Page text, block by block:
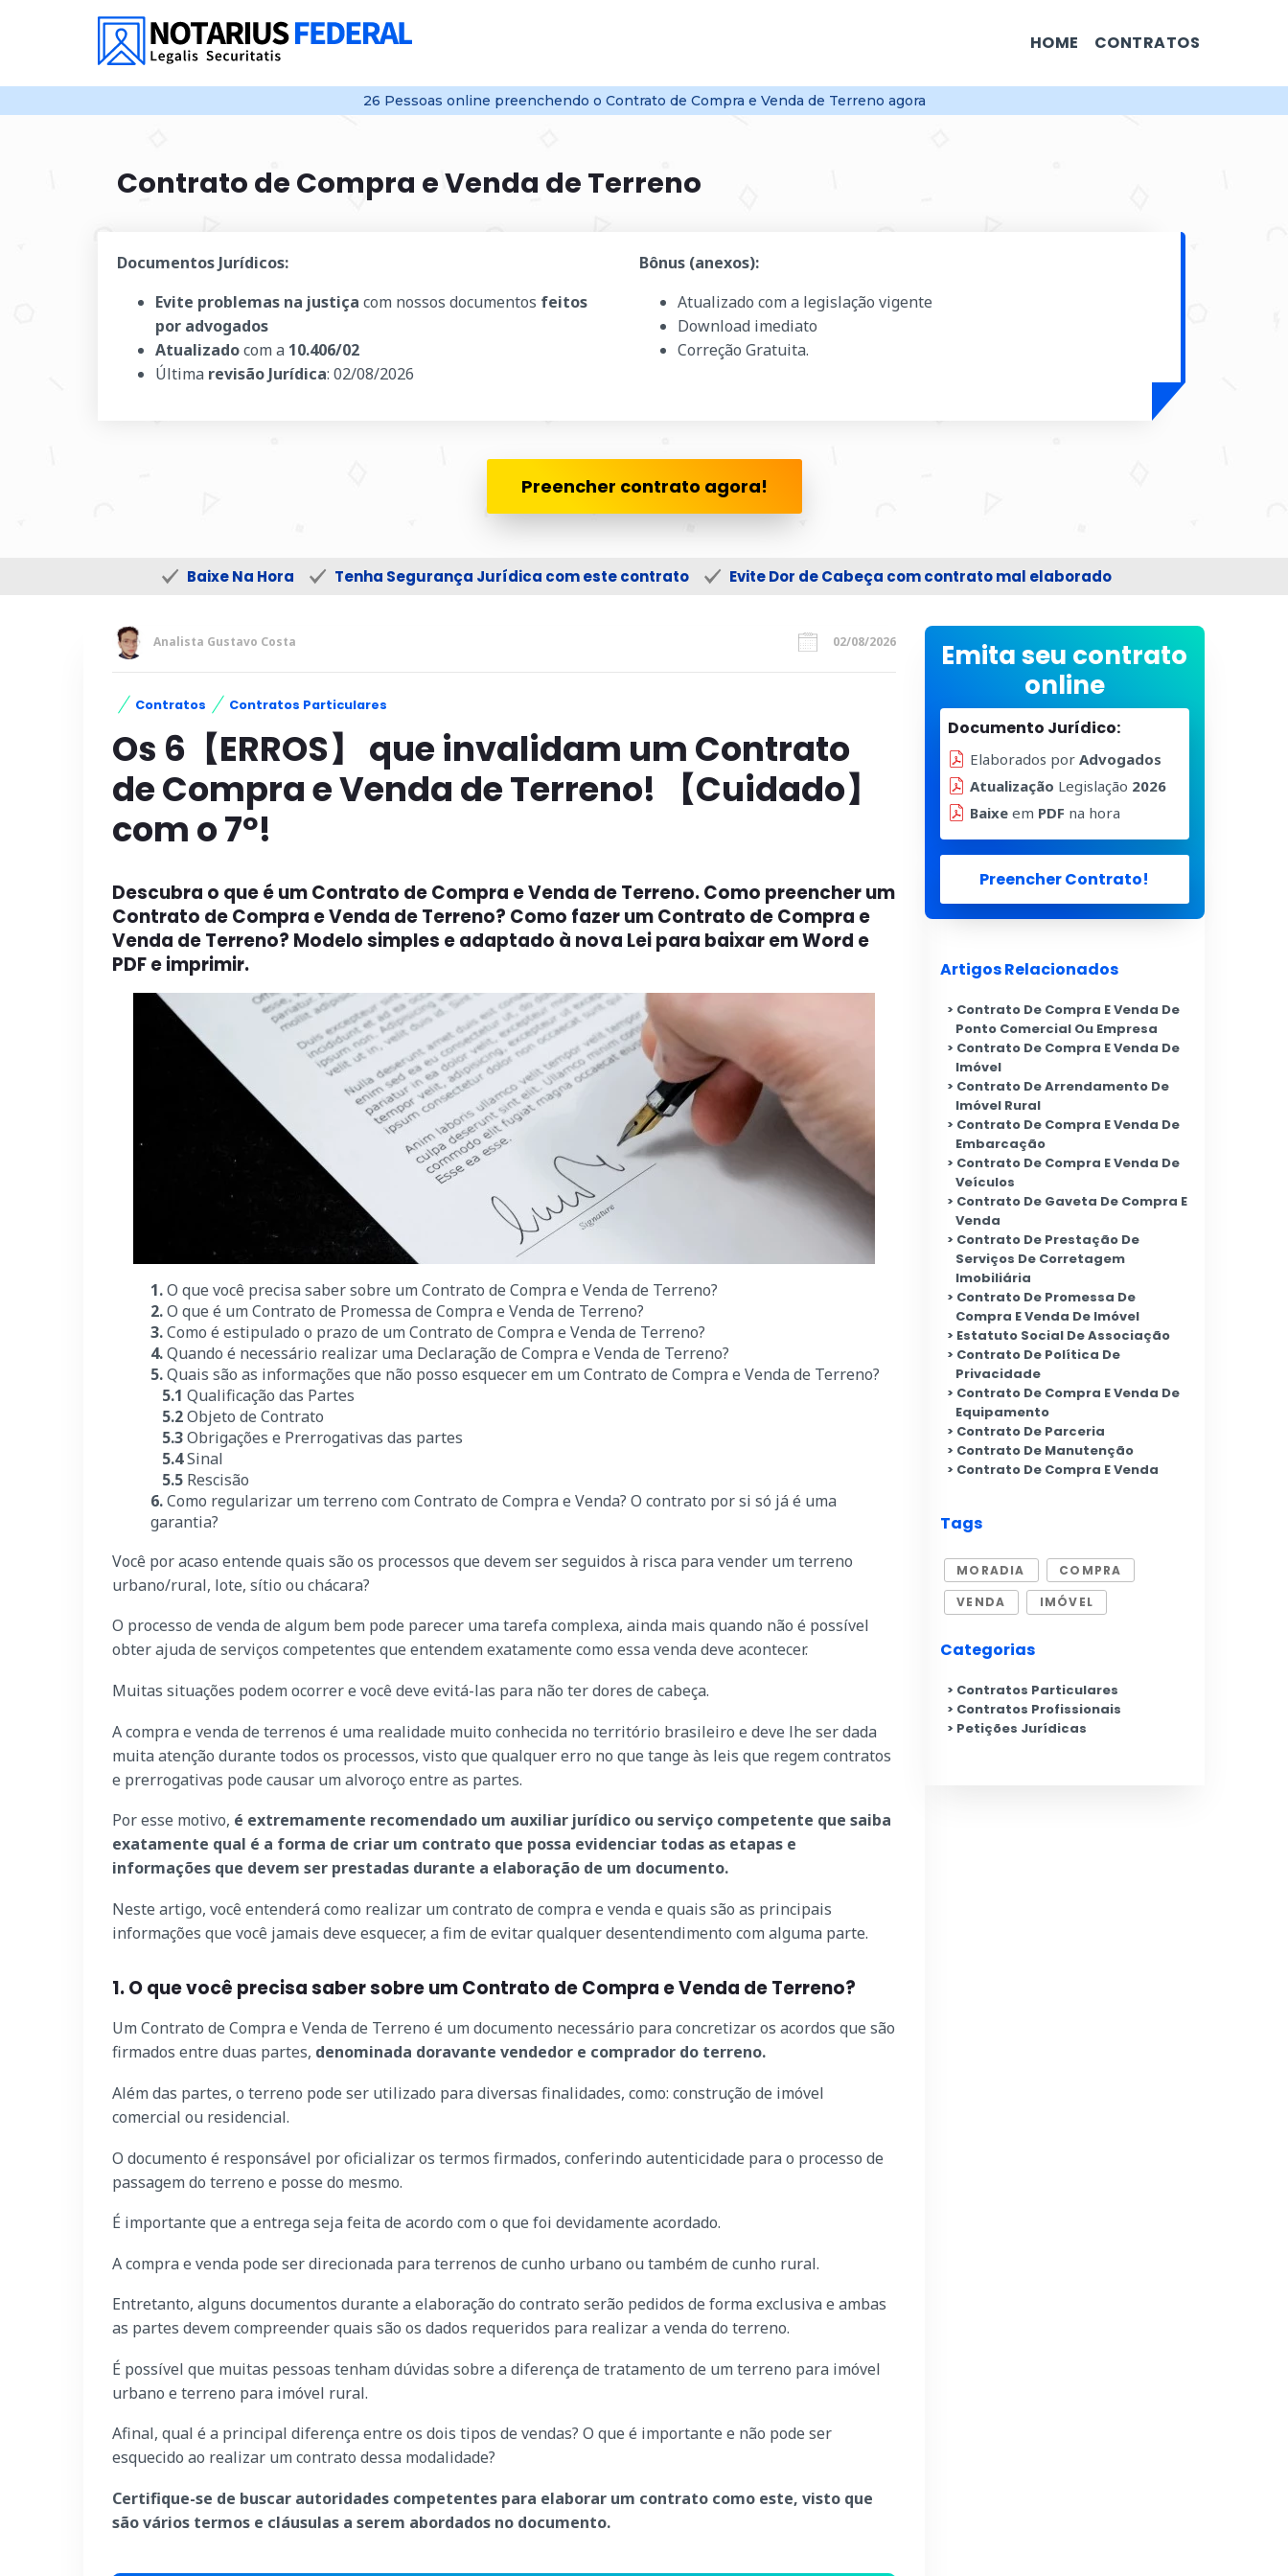
HOME CONTRATOS
26 Pessoas online preenchendo o Contrato de Compra e Venda de Terreno agora
Contrato de Compra e Venda de Terreno
Documentos Jurídicos:
Evite problemas na justiça com nossos documentos feitos
por advogados
Atualizadocom a 10.406/02
Última revisão Jurídica: 02/08/2026
Bônus (anexos):
Atualizado com a legislação vigente
Download imediato
Correção Gratuita.
Preencher contrato agora!
Baixe Na Hora Tenha Segurança Jurídica com este contrato Evite Dor de Cabeça com contrato mal elaborado
Analista Gustavo Costa 02/08/2026
Contratos Contratos Particulares
Os 6【ERROS】 que invalidam um Contrato
de Compra e Venda de Terreno! 【Cuidado】
com o 7º!
Descubra o que é um Contrato de Compra e Venda de Terreno. Como preencher um
Contrato de Compra e Venda de Terreno? Como fazer um Contrato de Compra e
Venda de Terreno? Modelo simples e adaptado à nova Lei para baixar em Word e
PDF e imprimir.
1.O que você precisa saber sobre um Contrato de Compra e Venda de Terreno?
2.O que é um Contrato de Promessa de Compra e Venda de Terreno?
3.Como é estipulado o prazo de um Contrato de Compra e Venda de Terreno?
4.Quando é necessário realizar uma Declaração de Compra e Venda de Terreno?
5.Quais são as informações que não posso esquecer em um Contrato de Compra e Venda de Terreno?
5.1 Qualificação das Partes
5.2Objeto de Contrato
5.3Obrigações e Prerrogativas das partes
5.4Sinal
5.5 Rescisão
6.Como regularizar um terreno com Contrato de Compra e Venda? O contrato por si só já é uma
garantia?
Você por acaso entende quais são os processos que devem ser seguidos à risca para vender um terreno
urbano/rural, lote, sítio ou chácara?
O processo de venda de algum bem pode parecer uma tarefa complexa, ainda mais quando não é possível
obter ajuda de serviços competentes que entendem exatamente como essa venda deve acontecer.
Muitas situações podem ocorrer e você deve evitá-las para não ter dores de cabeça.
A compra e venda de terrenos é uma realidade muito conhecida no território brasileiro e deve lhe ser dada
muita atenção durante todos os processos, visto que qualquer erro no que tange às leis que regem contratos
e prerrogativas pode causar um alvoroço entre as partes.
Por esse motivo, é extremamente recomendado um auxiliar jurídico ou serviço competente que saiba
exatamente qual é a forma de criar um contrato que possa evidenciar todas as etapas e
informações que devem ser prestadas durante a elaboração de um documento.
Neste artigo, você entenderá como realizar um contrato de compra e venda e quais são as principais
informações que você jamais deve esquecer, a fim de evitar qualquer desentendimento com alguma parte.
1. O que você precisa saber sobre um Contrato de Compra e Venda de Terreno?
Um Contrato de Compra e Venda de Terreno é um documento necessário para concretizar os acordos que são
firmados entre duas partes, denominada doravante vendedor e comprador do terreno.
Além das partes, o terreno pode ser utilizado para diversas finalidades, como: construção de imóvel
comercial ou residencial.
O documento é responsável por oficializar os termos firmados, conferindo autenticidade para o processo de
passagem do terreno e posse do mesmo.
É importante que a entrega seja feita de acordo com o que foi devidamente acordado.
A compra e venda pode ser direcionada para terrenos de cunho urbano ou também de cunho rural.
Entretanto, alguns documentos durante a elaboração do contrato serão pedidos de forma exclusiva e ambas
as partes devem compreender quais são os dados requeridos para realizar a venda do terreno.
É possível que muitas pessoas tenham dúvidas sobre a diferença de tratamento de um terreno para imóvel
urbano e terreno para imóvel rural.
Afinal, qual é a principal diferença entre os dois tipos de vendas? O que é importante e não pode ser
esquecido ao realizar um contrato dessa modalidade?
Certifique-se de buscar autoridades competentes para elaborar um contrato como este, visto que
são vários termos e cláusulas a serem abordados no documento.
Emita seu contrato
online
Documento Jurídico:
Elaborados por Advogados
Atualização Legislação 2026
Baixeem PDF na hora
Preencher Contrato!
Artigos Relacionados
Contrato De Compra E Venda De
Ponto Comercial Ou Empresa
Contrato De Compra E Venda De
Imóvel
Contrato De Arrendamento De
Imóvel Rural
Contrato De Compra E Venda De
Embarcação
Contrato De Compra E Venda De
Veículos
Contrato De Gaveta De Compra E
Venda
Contrato De Prestação De
Serviços De Corretagem
Imobiliária
Contrato De Promessa De
Compra E Venda De Imóvel
Estatuto Social De Associação
Contrato De Política De
Privacidade
Contrato De Compra E Venda De
Equipamento
Contrato De Parceria
Contrato De Manutenção
Contrato De Compra E Venda
Tags
MORADIA
COMPRA
VENDA
IMÓVEL
Categorias
Contratos Particulares
Contratos Profissionais
Petições Jurídicas